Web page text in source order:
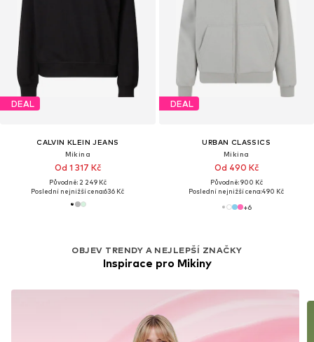
DEAL
CALVIN KLEIN JEANS
Mikina
Od 1 317 Kč
Původně: 2 249 Kč
Poslední nejnižší cena:636 Kč
DEAL
URBAN CLASSICS
Mikina
Od 490 Kč
Původně: 900 Kč
Poslední nejnižší cena:490 Kč
+6
OBJEV TRENDY A NEJLEPŠÍ ZNAČKY
Inspirace pro Mikiny